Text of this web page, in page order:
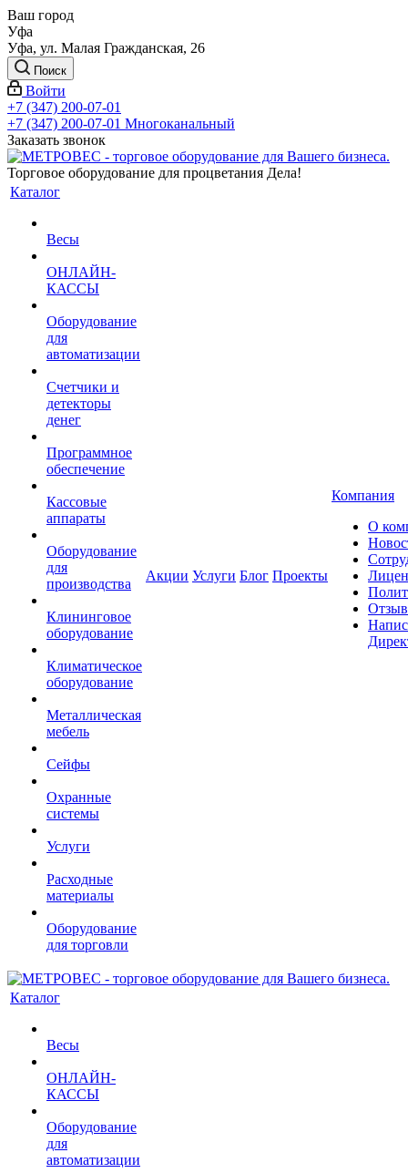
Ваш город
Уфа
Уфа, ул. Малая Гражданская, 26
Поиск
Войти
+7 (347) 200-07-01
+7 (347) 200-07-01 Многоканальный
Заказать звонок
Торговое оборудование для процветания Дела!
Каталог
Весы
ОНЛАЙН-
КАССЫ
Оборудование
для
автоматизации
Счетчики и
детекторы
денег
Программное
обеспечение
Кассовые
аппараты
Оборудование
для
производства
Клининговое
оборудование
Климатическое
оборудование
Металлическая
мебель
Сейфы
Охранные
системы
Услуги
Расходные
материалы
Оборудование
для торговли
Акции Услуги Блог Проекты
Компания
О
Каталог
Весы
ОНЛАЙН-
КАССЫ
Оборудование
для
автоматизации